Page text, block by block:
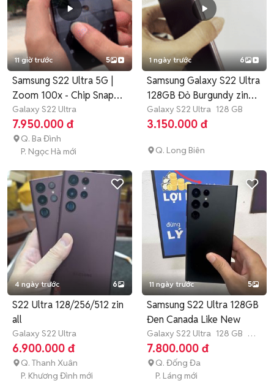
11 giờ trước 5
Samsung S22 Ultra 5G |
Zoom 100x - Chip Snap8
gen1
Galaxy S22 Ultra
7.950.000 đ
Q. Ba Đình
P. Ngọc Hà mới
1 ngày trước 6
Samsung Galaxy S22 Ultra
128GB Đỏ Burgundy zin
soc
Galaxy S22 Ultra 128 GB
3.150.000 đ
Q. Long Biên
4 ngày trước 6
S22 Ultra 128/256/512 zin
all
Galaxy S22 Ultra
6.900.000 đ
Q. Thanh Xuân
P. Khương Đình mới
11 ngày trước 5
Samsung S22 Ultra 128GB
Đen Canada Like New
Galaxy S22 Ultra 128 GB 7-
12 tháng
7.800.000 đ
Q. Đống Đa
P. Láng mới